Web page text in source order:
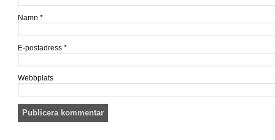
Namn *
E-postadress *
Webbplats